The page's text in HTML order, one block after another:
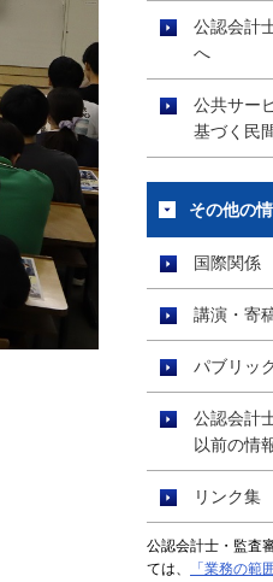
公認会計
へ
公共サー
基づく民
その他の
国際関係
講演・寄
パブリッ
公認会計
以前の情
リンク集
公認会計士・監査
ては、
「業務の範